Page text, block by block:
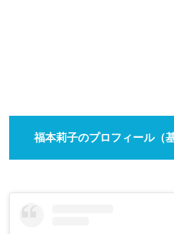
福本莉子のプロフィール（